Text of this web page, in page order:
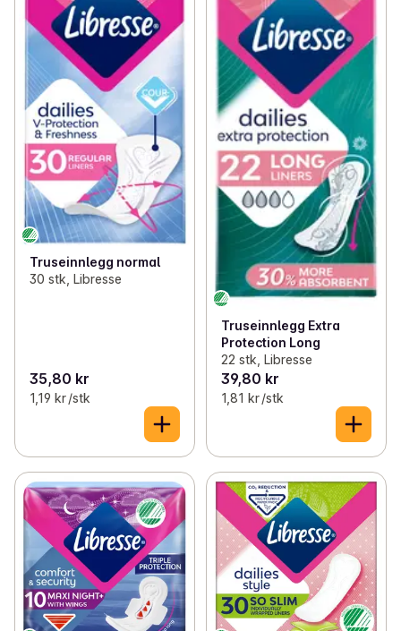
Truseinnlegg normal
30 stk, Libresse
35,80 kr
1,19 kr /stk
Truseinnlegg Extra
Protection Long
22 stk, Libresse
39,80 kr
1,81 kr /stk